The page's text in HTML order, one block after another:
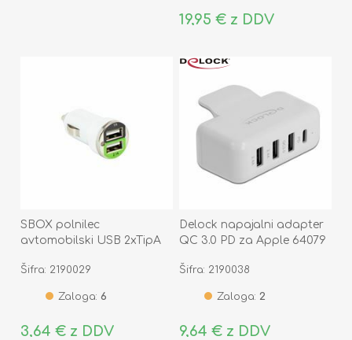
19,95 € z DDV
SBOX polnilec
avtomobilski USB 2xTipA
Šifra: 2190029
Zaloga: 6
3,64 € z DDV
Delock napajalni adapter
QC 3.0 PD za Apple 64079
Šifra: 2190038
Zaloga: 2
9,64 € z DDV